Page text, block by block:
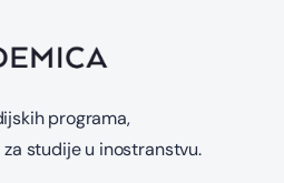
programa,
studije u inostranstvu.